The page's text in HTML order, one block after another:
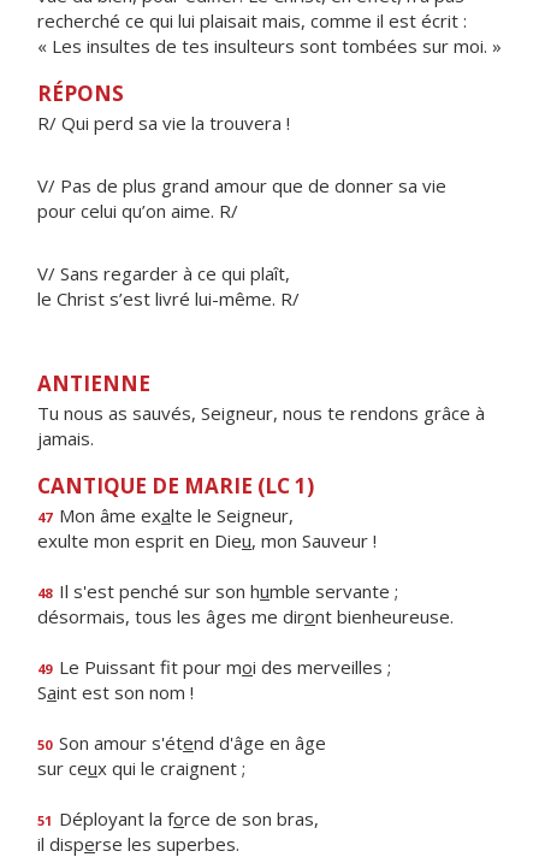
recherché ce qui lui plaisait mais, comme il est écrit :
« Les insultes de tes insulteurs sont tombées sur moi. »
RÉPONS
R/ Qui perd sa vie la trouvera !
V/ Pas de plus grand amour que de donner sa vie
pour celui qu’on aime. R/
V/ Sans regarder à ce qui plaît,
le Christ s’est livré lui-même. R/
ANTIENNE
Tu nous as sauvés, Seigneur, nous te rendons grâce à
jamais.
CANTIQUE DE MARIE (LC 1)
47 Mon âme exalte le Seigneur,
exulte mon esprit en Dieu, mon Sauveur !
48 Il s'est penché sur son humble servante ;
désormais, tous les âges me diront bienheureuse.
49 Le Puissant fit pour moi des merveilles ;
Saint est son nom !
50 Son amour s'étend d'âge en âge
sur ceux qui le craignent ;
51 Déployant la force de son bras,
il disperse les superbes.